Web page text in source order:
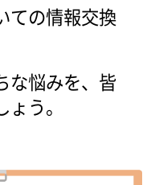
ての情報交換
な悩みを、皆
う。